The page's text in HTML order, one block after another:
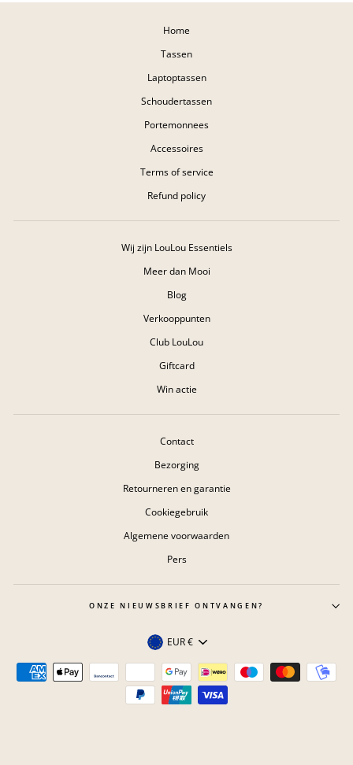
Home
Tassen
Laptoptassen
Schoudertassen
Portemonnees
Accessoires
Terms of service
Refund policy
Wij zijn LouLou Essentiels
Meer dan Mooi
Blog
Verkooppunten
Club LouLou
Giftcard
Win actie
Contact
Bezorging
Retourneren en garantie
Cookiegebruik
Algemene voorwaarden
Pers
ONZE NIEUWSBRIEF ONTVANGEN?
Valuta
EUR €